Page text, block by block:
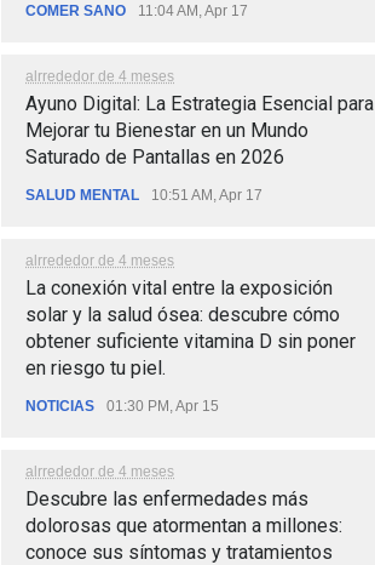
COMER SANO 11:04 AM, Apr 17
alrrededor de 4 meses
Ayuno Digital: La Estrategia Esencial para
Mejorar tu Bienestar en un Mundo
Saturado de Pantallas en 2026
SALUD MENTAL 10:51 AM, Apr 17
alrrededor de 4 meses
La conexión vital entre la exposición
solar y la salud ósea: descubre cómo
obtener suficiente vitamina D sin poner
en riesgo tu piel.
NOTICIAS 01:30 PM, Apr 15
alrrededor de 4 meses
Descubre las enfermedades más
dolorosas que atormentan a millones:
conoce sus síntomas y tratamientos